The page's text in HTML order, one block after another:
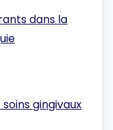
dans la
gingivaux